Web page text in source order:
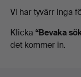
Pågående
auktioner
Vi har tyvärr inga
Klicka “Bevaka
det kommer in.